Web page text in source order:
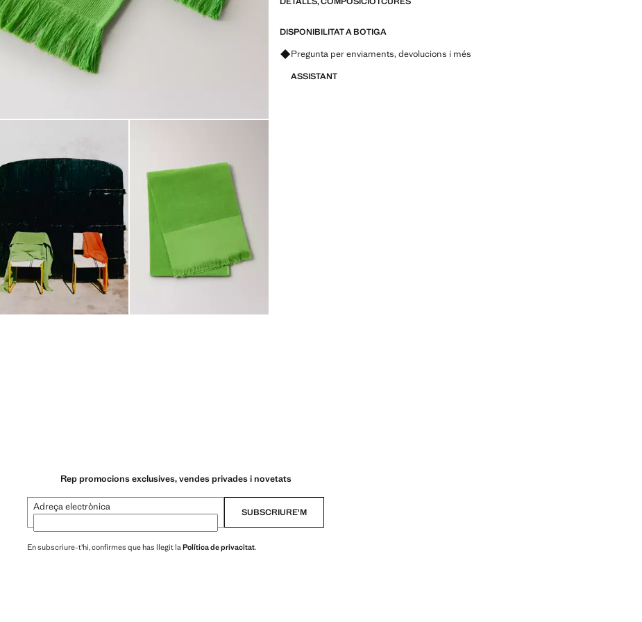
DISPONIBILITAT A BOTIGA
Pregunta per enviaments, devolucions i més
ASSISTANT
Rep promocions exclusives, vendes privades i novetats
Adreça electrònica SUBSCRIURE'M
En subscriure-t'hi, confirmes que has llegit laPolítica de privacitat.